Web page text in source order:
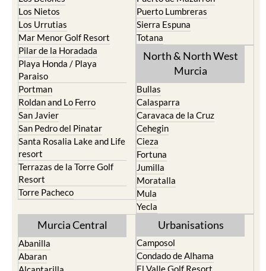
Los Alcazares
Los Belones
Los Nietos
Los Urrutias
Mar Menor Golf Resort
Pilar de la Horadada
Playa Honda / Playa
Paraiso
Portman
Roldan and Lo Ferro
San Javier
San Pedro del Pinatar
Santa Rosalia Lake and Life
resort
Terrazas de la Torre Golf
Resort
Torre Pacheco
Mazarron
Puerto de Mazarron
Puerto Lumbreras
Sierra Espuna
Totana
North & North West
Bullas
Calasparra
Caravaca de la Cruz
Cehegin
Cieza
Fortuna
Jumilla
Moratalla
Mula
Murcia Central
Abanilla
Urbanisations
Camposol